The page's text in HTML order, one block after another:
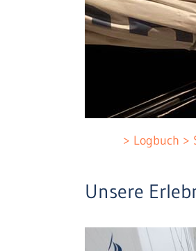
Logbuch
Unsere